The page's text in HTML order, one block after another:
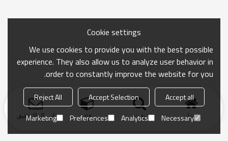
منزل بحث فئة ارسال التحقيق
Cookie settings
We use cookies to provide you with the best possible
experience. They also allow us to analyze user behavior in
order to constantly improve the website for you.
Accept all
Accept Selection
Reject All
Necessary
Analytics
Preferences
Marketing